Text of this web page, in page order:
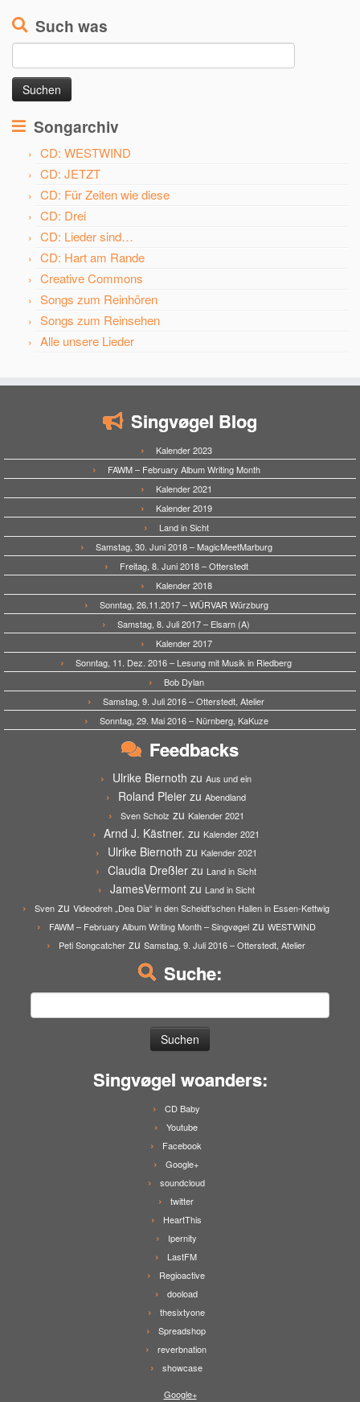
Such was
nach:
Songarchiv
CD: WESTWIND
CD: JETZT
CD: Für Zeiten wie diese
CD: Drei
CD: Lieder sind…
CD: Hart am Rande
Creative Commons
Songs zum Reinhören
Songs zum Reinsehen
Alle unsere Lieder
Singvøgel Blog
Kalender 2023
FAWM – February Album Writing Month
Kalender 2021
Kalender 2019
Land in Sicht
Samstag, 30. Juni 2018 – MagicMeetMarburg
Freitag, 8. Juni 2018 – Otterstedt
Kalender 2018
Sonntag, 26.11.2017 – WÜRVAR Würzburg
Samstag, 8. Juli 2017 – Elsarn (A)
Kalender 2017
Sonntag, 11. Dez. 2016 – Lesung mit Musik in Riedberg
Bob Dylan
Samstag, 9. Juli 2016 – Otterstedt, Atelier
Sonntag, 29. Mai 2016 – Nürnberg, KaKuze
Feedbacks
Ulrike Biernoth zu Aus und ein
Roland Pleier zu Abendland
Sven Scholz zu Kalender 2021
Arnd J. Kästner. zu Kalender 2021
Ulrike Biernoth zu Kalender 2021
Claudia Dreßler zu Land in Sicht
JamesVermontzu Land in Sicht
Sven zu Videodreh „Dea Dia“ in den Scheidt’schen Hallen in Essen-Kettwig
FAWM – February Album Writing Month – Singvøgelzu WESTWIND
Peti Songcatcher zu Samstag, 9. Juli 2016 – Otterstedt, Atelier
Suche:
Singvøgel woanders:
CD Baby
Youtube
Facebook
Google+
soundcloud
twitter
HeartThis
Ipernity
LastFM
Regioactive
dooload
thesixtyone
Spreadshop
reverbnation
showcase
Google+